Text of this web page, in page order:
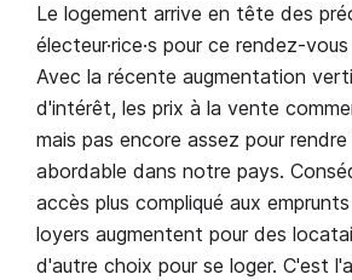
Le logement arrive en tête des
électeur·rice·s pour ce rendez-
Avec la récente augmentation
d'intérêt, les prix à la vente
mais pas encore assez pour
abordable dans notre pays.
accès plus compliqué aux
loyers augmentent pour des
d'autre choix pour se loger. C'est